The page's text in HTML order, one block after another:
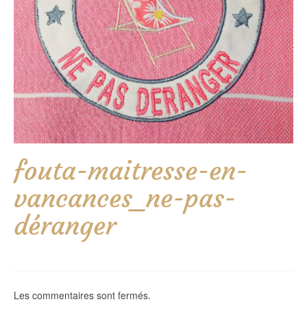
fouta-maitresse-en-
vancances_ne-pas-
déranger
Les commentaires sont fermés.